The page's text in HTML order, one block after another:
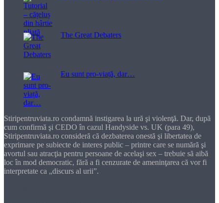
The Great Debaters
Eu sunt pro-viață, dar…
Stiripentruviata.ro condamnă instigarea la ură şi violenţă. Dar, după
cum confirmă şi CEDO în cazul Handyside vs. UK (para 49),
Stiripentruviata.ro consideră că dezbaterea onestă şi libertatea de
exprimare pe subiecte de interes public – printre care se numără şi
avortul sau atracţia pentru persoane de acelaşi sex – trebuie să aibă
loc în mod democratic, fără a fi cenzurate de ameninţarea că vor fi
interpretate ca „discurs al urii”.